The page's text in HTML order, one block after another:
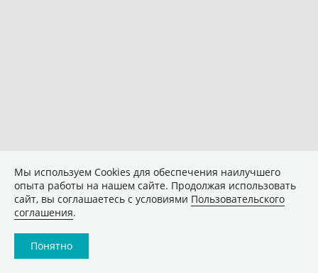
Мы используем Сookies для обеспечения наилучшего
опыта работы на нашем сайте. Продолжая использовать
сайт, вы соглашаетесь с условиями Пользовательского
соглашения.
Понятно